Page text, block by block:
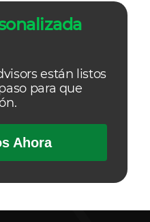
están listos
para que
Ahora